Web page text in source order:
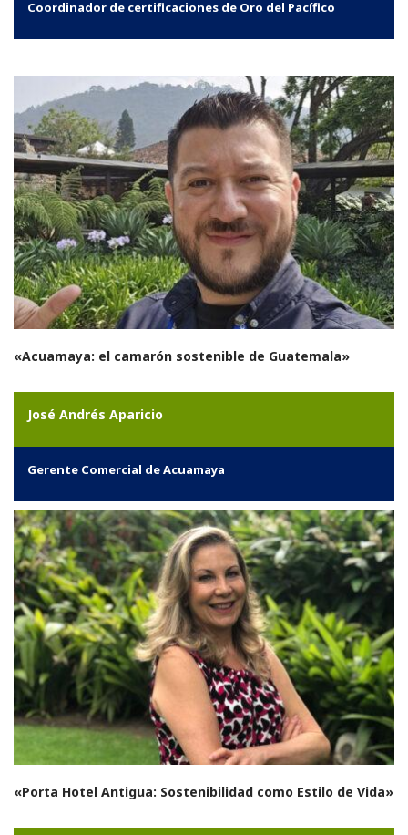
Coordinador de certificaciones de Oro del Pacífico
«Acuamaya: el camarón sostenible de Guatemala»
José Andrés Aparicio
Gerente Comercial de Acuamaya
«Porta Hotel Antigua: Sostenibilidad como Estilo de Vida»